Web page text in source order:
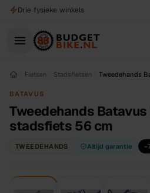
Naar hoofdinhoud
Drie fysieke winkels
Fietsen Stadsfietsen Tweedehands
BATAVUS
Tweedehands
stadsfiets 56 cm
TWEEDEHANDS Altijd garantie −
1/ 3